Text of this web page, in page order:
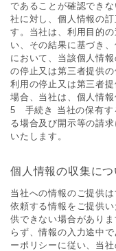
であることが確認でき
社に対し、個人情報の
す。当社は、利用目的
い、その結果に基づき
において、当該個人情
の停止又は第三者提供
利用の停止又は第三者
場合、当社は、個人情
5 手続き 当社の保有す
る場合及び開示等の請
いたします。
個人情報の収集につ
当社への情報のご提供
依頼する情報をご提供
供できない場合があり
らず、情報の入力途中
ーポリシーに従い、当